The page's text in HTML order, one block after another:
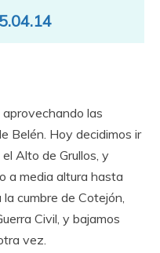
las
Belén. Hoy decidimos ir
Alto de Grullos, y
a media altura hasta
cumbre de Cotejón,
Civil, y bajamos
vez.